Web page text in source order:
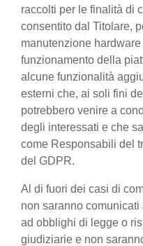
raccolti per le finalità di
consentito dal Titolare,
manutenzione
funzionamento della
alcune funzionalità
esterni che, ai soli fini
potrebbero venire a
degli interessati e che
come Responsabili del
del GDPR.
Al di fuori dei casi di
non saranno
ad obblighi di legge o
giudiziarie e non